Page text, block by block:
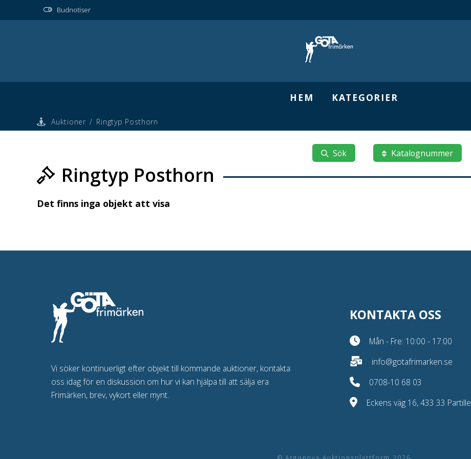
Budnotiser
HEM KATEGORIER
Auktioner / Ringtyp Posthorn
Sök Katalognummer
Ringtyp Posthorn
Det finns inga objekt att visa
Vi söker kontinuerligt efter objekt till kommande auktioner, kontakta
oss idag för en diskussion om hur vi kan hjälpa till att sälja era
Frimärken, brev, vykort eller mynt.
KONTAKTA OSS
Mån - Fre: 10:00 - 17:00
info@gotafrimarken.se
0708-10 68 03
Eckens väg 16, 433 33 Partille